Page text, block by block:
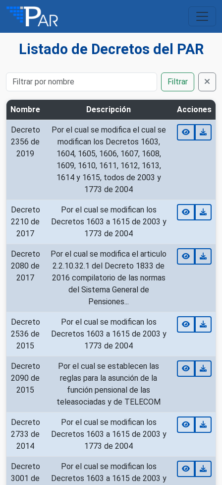
Listado de Decretos del PAR
Filtrar
Nombre Descripción Acciones
Decreto
2356 de
2019
Por el cual se modifica el cual se
modifican los Decretos 1603,
1604, 1605, 1606, 1607, 1608,
1609, 1610, 1611, 1612, 1613,
1614 y 1615, todos de 2003 y
1773 de 2004
Decreto
2210 de
2017
Por el cual se modifican los
Decretos 1603 a 1615 de 2003 y
1773 de 2004
Decreto
2080 de
2017
Por el cual se modifica el articulo
2.2.10.32.1 del Decreto 1833 de
2016 compilatorio de las normas
del Sistema General de
Pensiones...
Decreto
2536 de
2015
Por el cual se modifican los
Decretos 1603 a 1615 de 2003 y
1773 de 2004
Decreto
2090 de
2015
Por el cual se establecen las
reglas para la asunción de la
función pensional de las
teleasociadas y de TELECOM
Decreto
2733 de
2014
Por el cual se modifican los
Decretos 1603 a 1615 de 2003 y
1773 de 2004
Decreto
3001 de
Por el cual se modifican los
Decretos 1603 a 1615 de 2003 y